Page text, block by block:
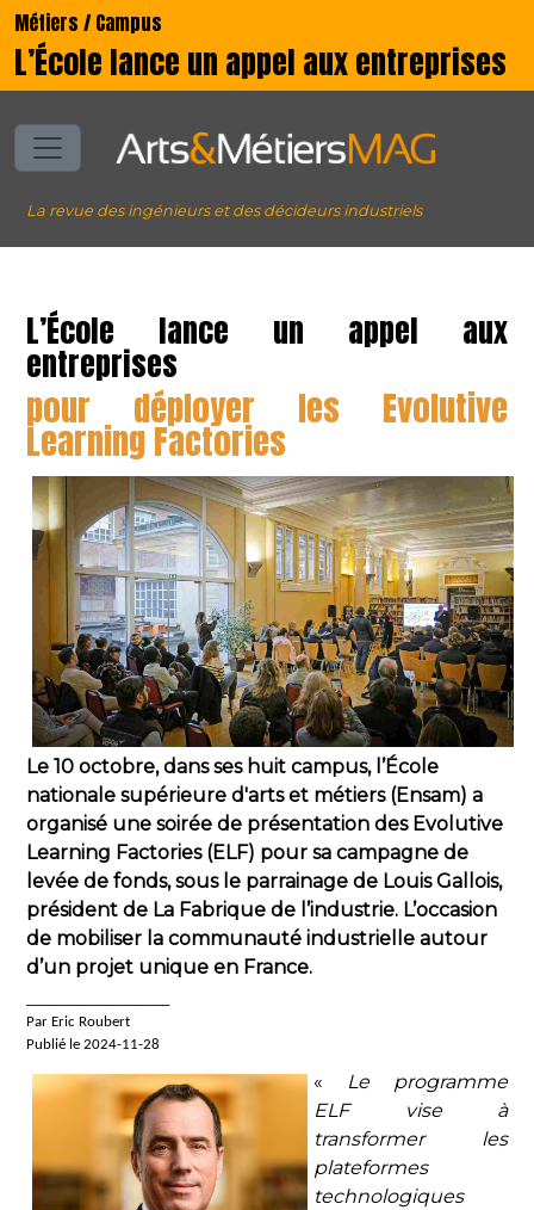
Métiers / Campus
L’École lance un appel aux entreprises
La revue des ingénieurs et des décideurs industriels
L’École lance un appel aux
entreprises
pour déployer les Evolutive
Learning Factories
Le 10 octobre, dans ses huit campus, l’École
nationale supérieure d'arts et métiers (Ensam) a
organisé une soirée de présentation des Evolutive
Learning Factories (ELF) pour sa campagne de
levée de fonds, sous le parrainage de Louis Gallois,
président de La Fabrique de l’industrie. L’occasion
de mobiliser la communauté industrielle autour
d’un projet unique en France.
Par Eric Roubert
Publié le 2024-11-28
«
Le programme
ELF vise à
transformer les
plateformes
technologiques